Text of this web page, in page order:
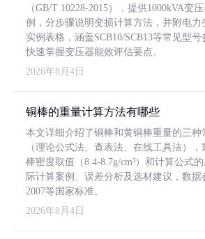
（GB/T 10228-2015），提供1000kVA变
例，分步骤说明变损计算方法，并附电力
实例表格，涵盖SCB10/SCB13等常见型
快速掌握变压器能效评估要点。
2026年8月4日
铜棒的重量计算方法有哪些
本文详细介绍了铜棒和黄铜棒重量的三种
（理论公式法、查表法、在线工具法）
棒密度取值（8.4-8.7g/cm³）和计算公式
际计算案例、误差分析及选材建议，数据
2007等国家标准。
2026年8月4日